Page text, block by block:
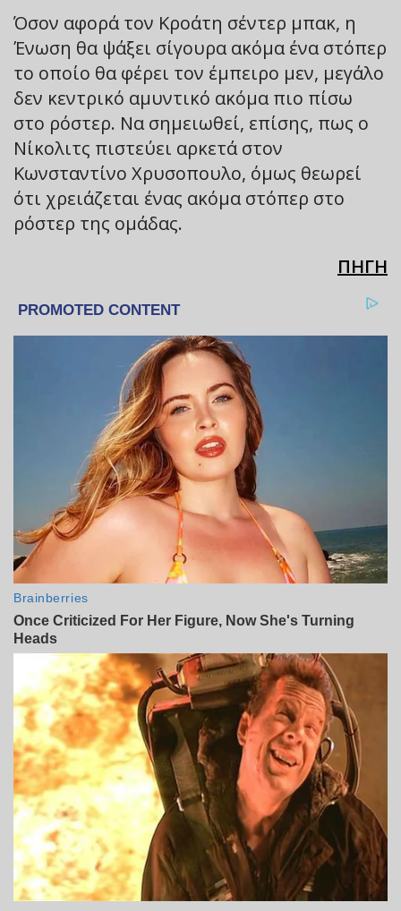
Όσον αφορά τον Κροάτη σέντερ μπακ, η
Ένωση θα ψάξει σίγουρα ακόμα ένα στόπερ
το οποίο θα φέρει τον έμπειρο μεν, μεγάλο
δεν κεντρικό αμυντικό ακόμα πιο πίσω
στο ρόστερ. Να σημειωθεί, επίσης, πως ο
Νίκολιτς πιστεύει αρκετά στον
Κωνσταντίνο Χρυσοπουλο, όμως θεωρεί
ότι χρειάζεται ένας ακόμα στόπερ στο
ρόστερ της ομάδας.
ΠΗΓΗ